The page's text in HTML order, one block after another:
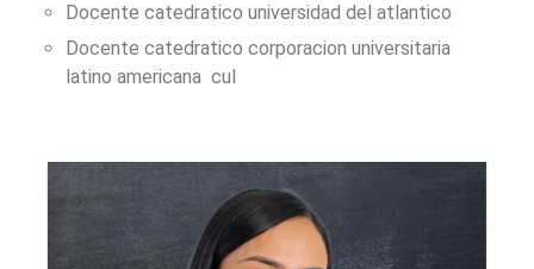
Docente catedratico universidad del atlantico
Docente catedratico corporacion universitaria
latino americana cul